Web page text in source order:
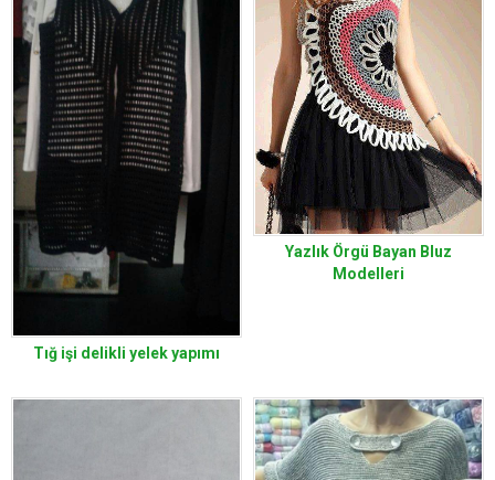
Tığ işi delikli yelek yapımı
Yazlık Örgü Bayan Bluz
Modelleri